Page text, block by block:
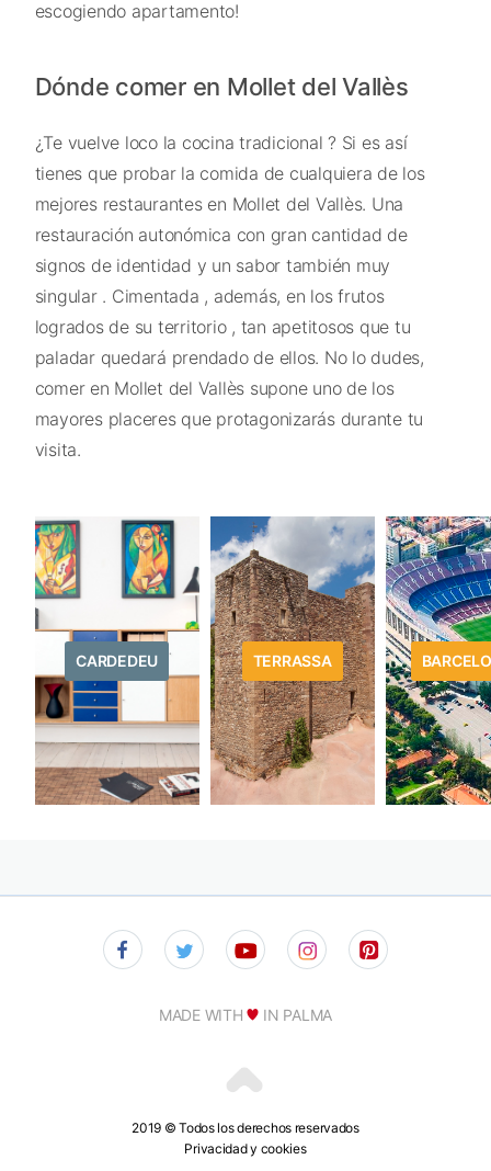
escogiendo apartamento!
Dónde comer en Mollet del Vallès
¿Te vuelve loco la cocina tradicional ? Si es así
tienes que probar la comida de cualquiera de los
mejores restaurantes en Mollet del Vallès. Una
restauración autonómica con gran cantidad de
signos de identidad y un sabor también muy
singular . Cimentada , además, en los frutos
logrados de su territorio , tan apetitosos que tu
paladar quedará prendado de ellos. No lo dudes,
comer en Mollet del Vallès supone uno de los
mayores placeres que protagonizarás durante tu
visita.
CARDEDEU TERRASSA
2019 © Todos los derechos reservados
Privacidad y cookies
MADE WITH IN PALMA